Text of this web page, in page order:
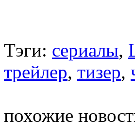
Тэги: сериалы,
трейлер, тизер,
похожие